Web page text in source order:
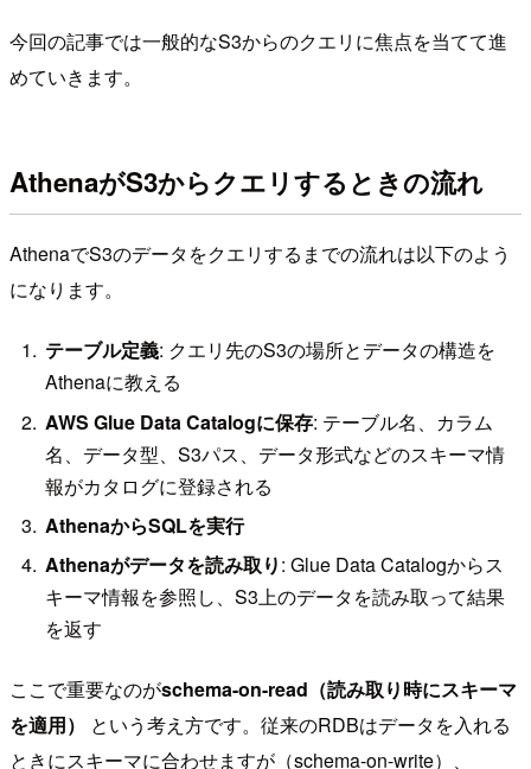
今回の記事では一般的なS3からのクエリに焦点を当てて進
めていきます。
AthenaがS3からクエリするときの流れ
AthenaでS3のデータをクエリするまでの流れは以下のよう
になります。
テーブル定義: クエリ先のS3の場所とデータの構造を
Athenaに教える
AWS Glue Data Catalogに保存: テーブル名、カラム
名、データ型、S3パス、データ形式などのスキーマ情
報がカタログに登録される
AthenaからSQLを実行
Athenaがデータを読み取り: Glue Data Catalogからス
キーマ情報を参照し、S3上のデータを読み取って結果
を返す
ここで重要なのがschema-on-read（読み取り時にスキーマ
を適用）
という考え方です。従来のRDBはデータを入れる
ときにスキーマに合わせますが（schema-on-write）、